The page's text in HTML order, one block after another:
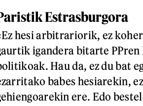
Estrasburgora
hesi arbitrariorik, ez
igandera bitarte
Hau da, ez du bat
babes hesiarekin,
ere. Edo